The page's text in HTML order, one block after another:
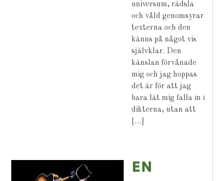
universum, rädsla
och våld genomsyrar
texterna och den
känns på något vis
självklar. Den
känslan förvånade
mig och jag hoppas
det är för att jag
bara lät mig falla in i
dikterna, utan att
[…]
EN